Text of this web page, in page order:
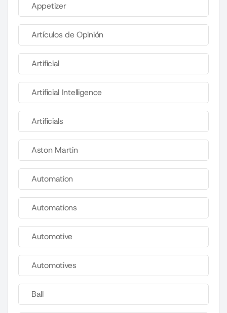
Appetizer
Artículos de Opinión
Artificial
Artificial Intelligence
Artificials
Aston Martin
Automation
Automations
Automotive
Automotives
Ball